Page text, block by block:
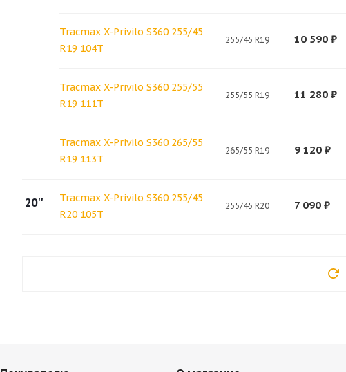
Tracmax X-Privilo S360 255/45
R19 104T
255/45 R19 10 590 ₽
Tracmax X-Privilo S360 255/55
R19 111T
255/55 R19 11 280 ₽
Tracmax X-Privilo S360 265/55
R19 113T
265/55 R19 9 120 ₽
20''
Tracmax X-Privilo S360 255/45
R20 105T
255/45 R20 7 090 ₽